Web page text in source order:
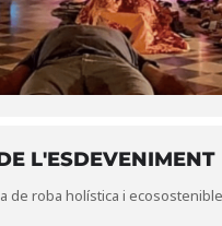
L'ESDEVENIMENT
de roba holística i